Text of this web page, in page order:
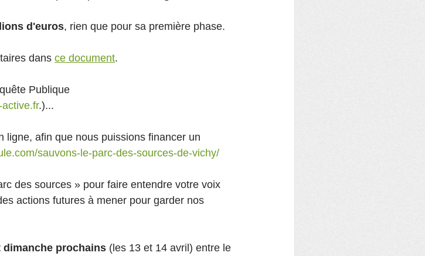
d'euros, rien que pour sa première phase.
dans ce document.
Publique
.)...
ligne, afin que nous puissions financer un
sauvons-le-parc-des-sources-de-vichy/
des sources » pour faire entendre votre voix
actions futures à mener pour garder nos
dimanche prochains (les 13 et 14 avril) entre le